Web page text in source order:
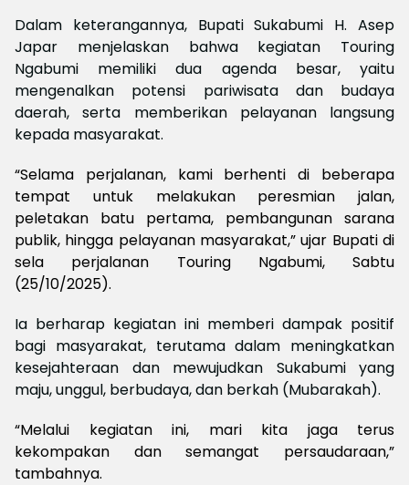
Dalam keterangannya, Bupati Sukabumi H. Asep
Japar menjelaskan bahwa kegiatan Touring
Ngabumi memiliki dua agenda besar, yaitu
mengenalkan potensi pariwisata dan budaya
daerah, serta memberikan pelayanan langsung
kepada masyarakat.
“Selama perjalanan, kami berhenti di beberapa
tempat untuk melakukan peresmian jalan,
peletakan batu pertama, pembangunan sarana
publik, hingga pelayanan masyarakat,” ujar Bupati di
sela perjalanan Touring Ngabumi, Sabtu
(25/10/2025).
Ia berharap kegiatan ini memberi dampak positif
bagi masyarakat, terutama dalam meningkatkan
kesejahteraan dan mewujudkan Sukabumi yang
maju, unggul, berbudaya, dan berkah (Mubarakah).
“Melalui kegiatan ini, mari kita jaga terus
kekompakan dan semangat persaudaraan,”
tambahnya.